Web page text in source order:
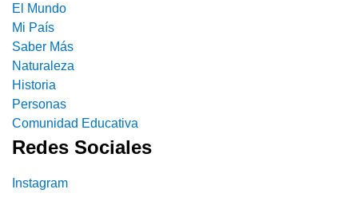
El Mundo
Mi País
Saber Más
Naturaleza
Historia
Personas
Comunidad Educativa
Redes Sociales
Instagram